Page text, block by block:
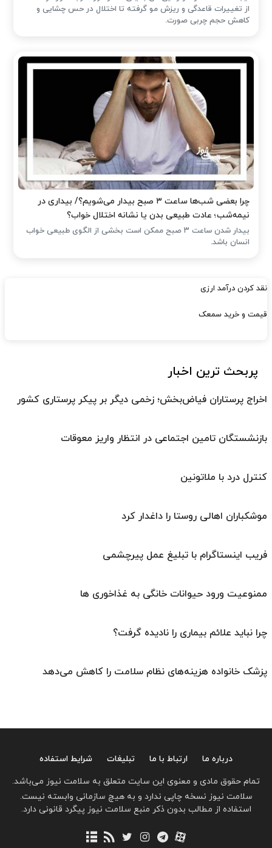
از تغییرات قاعدگی و ریزش مو گرفته تا اختلال در حس چشایی و
کاهش حجم چربی صورت.
چرا بعضی شب‌ها ساعت ۳ صبح بیدار می‌شویم؟/ بیداری در
نیمه‌شب؛ عادت طبیعی بدن یا نشانه اختلال خواب؟
بیدار شدن ساعت ۳ صبح ممکن است بخشی از الگوی طبیعی خواب
انسان باشد.
نقد کردن درآمد ارزی
قیمت و خرید سمعک
پربحث ترین اخبار
اخراج پرستاران فیاض‌بخش؛ زخمی دیگر بر پیکر پرستاری کشور
بازنشستگان تامین اجتماعی در انتظار واریز معوقات
کنترل درد با ملاتونین
موشکباران اهالی روستا را داغدار کرد
فریب اینستاگرام با تبلیغ عمل پیرچشمی
ممنوعیت ورود حیوانات خانگی به غذاخوری ها
چرا نباید علائم بیماری را نادیده گرفت؟
پزشک خانواده هزینه‌های نظام سلامت را کاهش می‌دهد
درباره ما ارتباط با ما تبلیغات
شرایط استفاده
تمام حقوق مادی و معنوی این سایت متعلق به سلامت نیوز می‌باشد.
سلامت نیوز نسخه چاپی ندارد و به هیچ سازمانی وابسته نیست.
استفاده از مطالب بدون ذکر منبع سلامت نیوز پیگرد قانونی دارد.